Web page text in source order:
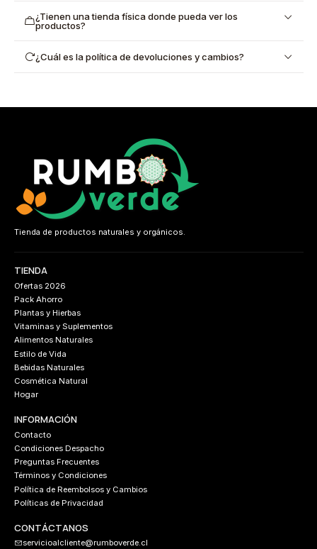
¿Tienen una tienda física donde pueda ver los
productos?
¿Cuál es la política de devoluciones y cambios?
Tienda de productos naturales y orgánicos.
TIENDA
Ofertas 2026
Pack Ahorro
Plantas y Hierbas
Vitaminas y Suplementos
Alimentos Naturales
Estilo de Vida
Bebidas Naturales
Cosmética Natural
Hogar
INFORMACIÓN
Contacto
Condiciones Despacho
Preguntas Frecuentes
Términos y Condiciones
Política de Reembolsos y Cambios
Políticas de Privacidad
CONTÁCTANOS
servicioalcliente@rumboverde.cl